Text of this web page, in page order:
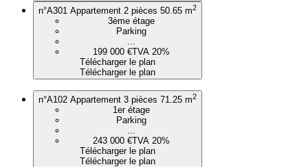
n°A301 Appartement 2 pièces 50.65 m2
3ème étage
Parking
...
199 000 €TVA 20%
Télécharger le plan
Télécharger le plan
n°A102 Appartement 3 pièces 71.25 m2
1er étage
Parking
...
243 000 €TVA 20%
Télécharger le plan
Télécharger le plan